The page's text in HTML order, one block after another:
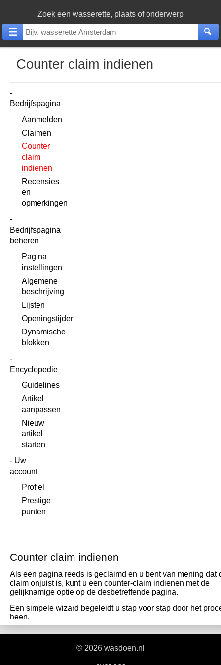
Zoek een wasserette, plaats of onderwerp
Counter claim indienen
Bedrijfspagina
Aanmelden
Claimen
Counter
claim
indienen
Recensies
en
opmerkingen
Bedrijfspagina
beheren
Pagina
instellingen
Algemene
beschrijving
Lijsten
Openingstijden
Dynamische
blokken
Encyclopedie
Guidelines
Artikel
aanpassen
Nieuw
artikel
starten
Uw
account
Profiel
Prestige
punten
Counter claim indienen
Als een pagina reeds is geclaimd en u bent van mening dat
claim onjuist is, kunt u een counter-claim indienen met de
gelijknamige optie op de desbetreffende pagina.
Een simpele wizard begeleidt u stap voor stap door het
heen.
© 2026 wasdoen.nl